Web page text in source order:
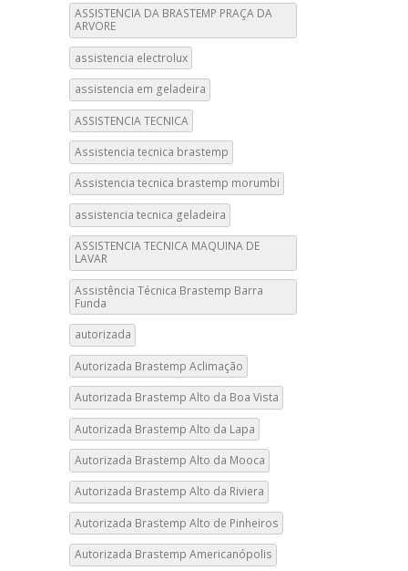
ASSISTENCIA DA BRASTEMP PRAÇA DA
ARVORE
assistencia electrolux
assistencia em geladeira
ASSISTENCIA TECNICA
Assistencia tecnica brastemp
Assistencia tecnica brastemp morumbi
assistencia tecnica geladeira
ASSISTENCIA TECNICA MAQUINA DE
LAVAR
Assistência Técnica Brastemp Barra
Funda
autorizada
Autorizada Brastemp Aclimação
Autorizada Brastemp Alto da Boa Vista
Autorizada Brastemp Alto da Lapa
Autorizada Brastemp Alto da Mooca
Autorizada Brastemp Alto da Riviera
Autorizada Brastemp Alto de Pinheiros
Autorizada Brastemp Americanópolis